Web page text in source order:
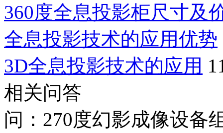
360度全息投影柜尺寸及
全息投影技术的应用优势
3D全息投影技术的应用
相关问答
问：270度幻影成像设备